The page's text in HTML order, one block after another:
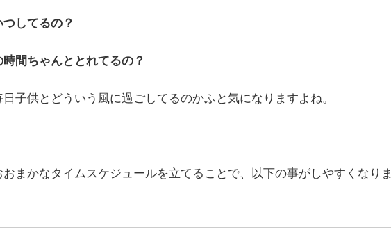
つしてるの？
時間ちゃんととれてるの？
日子供とどういう風に過ごしてるのかふと気になりますよね。
おまかなタイムスケジュールを立てることで、以下の事がしやすくなりま